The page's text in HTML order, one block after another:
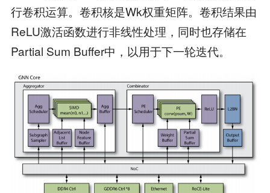
行卷积运算。卷积核是Wk权重矩阵。卷积结果由
ReLU激活函数进行非线性处理，同时也存储在
Partial Sum Buffer中，以用于下一轮迭代。